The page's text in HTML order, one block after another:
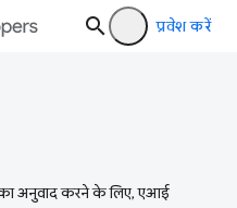
प्रवेश करें
अनुवाद करने के लिए, एआई